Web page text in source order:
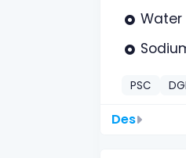
Water
PSC
Des